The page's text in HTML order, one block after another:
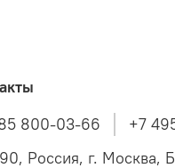
800-03-66
+7
Россия, г. Москва,